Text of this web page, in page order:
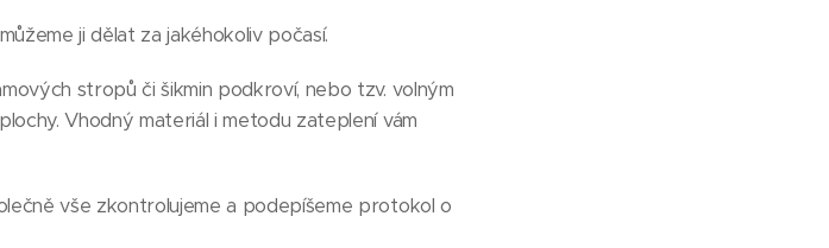
ji dělat za jakéhokoliv počasí.
stropů či šikmin podkroví, nebo tzv. volným
Vhodný materiál i metodu zateplení vám
vše zkontrolujeme a podepíšeme protokol o